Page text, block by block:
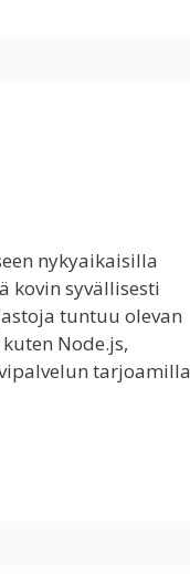
nykyaikaisilla
kovin syvällisesti
tuntuu olevan
Node.js,
tarjoamilla